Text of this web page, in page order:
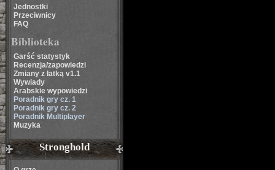
Jednostki
Przeciwnicy
FAQ
Biblioteka
Garść statystyk
Recenzja/zapowiedzi
Zmiany z łatką v1.1
Wywiady
Arabskie wypowiedzi
Poradnik gry cz. 1
Poradnik gry cz. 2
Poradnik Multiplayer
Muzyka
Stronghold